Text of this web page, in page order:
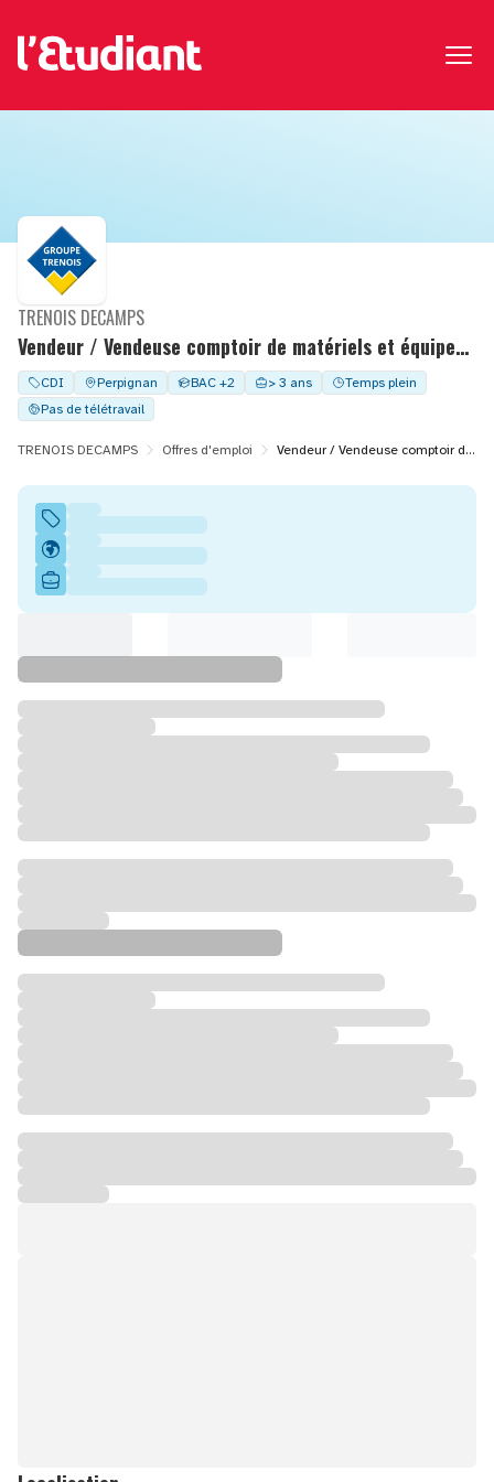
Vendeur / Vendeuse comptoir de matériels et équipements
TRENOIS DECAMPS
CDI Perpignan BAC +2 > 3 ans
Temps plein
Pas de télétravail
TRENOIS DECAMPS Offres d'emploi Vendeur / Vendeuse comptoir de matériels et équipements